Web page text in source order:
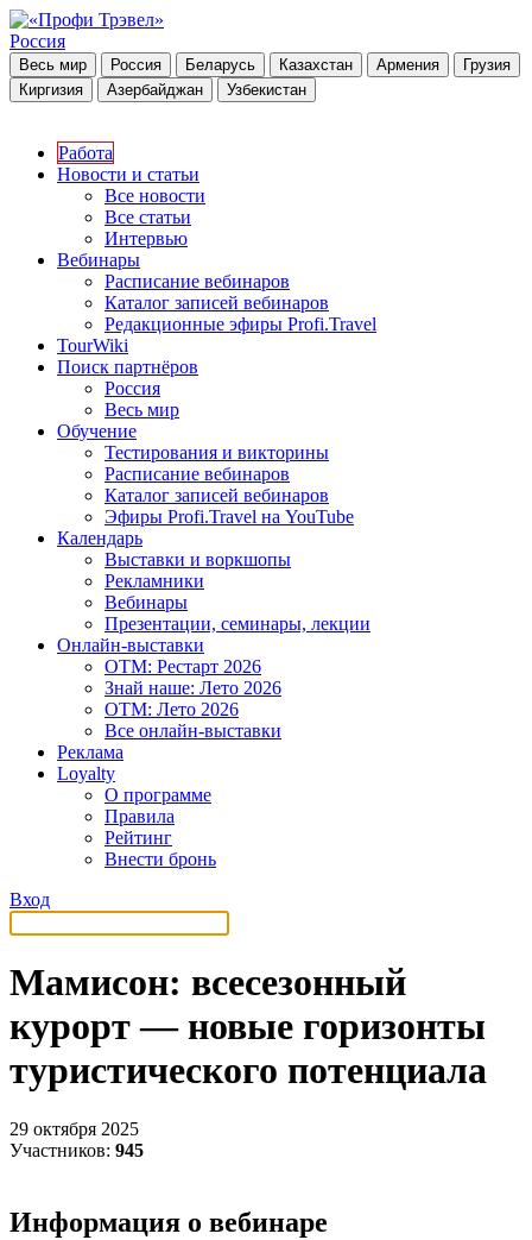
Россия
Весь мир Россия Беларусь Казахстан Армения
Грузия
Киргизия
Азербайджан Узбекистан
Работа
Новости и статьи
Все новости
Все статьи
Интервью
Вебинары
Расписание вебинаров
Каталог записей вебинаров
Редакционные эфиры Profi.Travel
TourWiki
Поиск партнёров
Россия
Весь мир
Обучение
Тестирования и викторины
Расписание вебинаров
Каталог записей вебинаров
Эфиры Profi.Travel на YouTube
Календарь
Выставки и воркшопы
Рекламники
Вебинары
Презентации, семинары, лекции
Онлайн-выставки
OTM: Рестарт 2026
Знай наше: Лето 2026
OTM: Лето 2026
Все онлайн-выставки
Реклама
Loyalty
О программе
Правила
Рейтинг
Внести бронь
Вход
Мамисон: всесезонный
курорт — новые горизонты
туристического потенциала
29 октября 2025
Участников: 945
Информация о вебинаре